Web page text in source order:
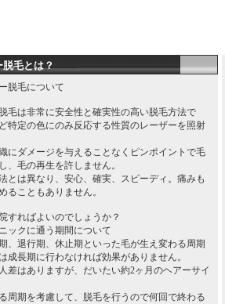
脱毛とは？
脱毛について
毛は非常に安全性と確実性の高い脱毛方法で
特定の色にのみ反応する性質のレーザーを照射
にダメージを与えることなくピンポイントで毛
、毛の再生を許しません。
とは異なり、安心、確実、スピーディ。痛みも
ることもありません。
すればよいのでしょうか？
ックに通う期間について
、退行期、休止期といった毛が生え変わる周期
成長期に行わなければ効果がありません。
差はありますが、だいたい約2ヶ月のヘアーサイ
周期を考慮して、脱毛を行うので何回で終わる